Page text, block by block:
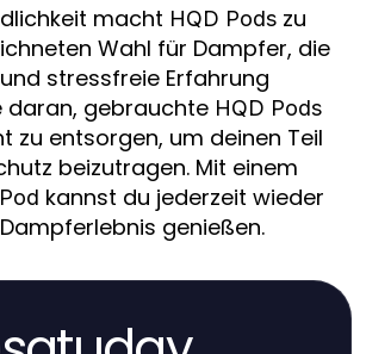
macht HQD Pods zu
Wahl für Dampfer, die
stressfreie Erfahrung
daran, gebrauchte HQD Pods
zu entsorgen, um deinen Teil
beizutragen. Mit einem
kannst du jederzeit wieder
genießen.